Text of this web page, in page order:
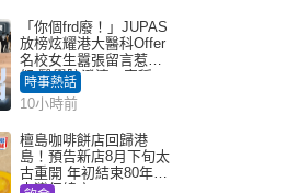
「你個frd廢！」JUPAS
放榜炫耀港大醫科Offer
名校女生囂張留言惹眾
怒 醫學院澄清：宣稱
「40.5分獲錄取」不符事
實｜Juicy叮
時事熱話
10小時前
檀島咖啡餅店回歸港
島！預告新店8月下旬太
古重開 年初結束80年歷
史灣仔總店